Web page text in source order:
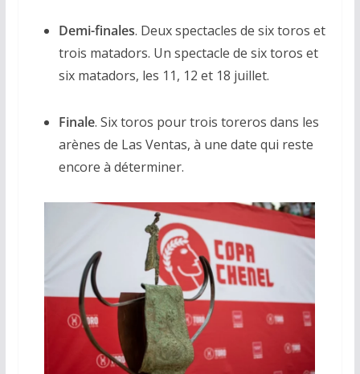
Demi-finales. Deux spectacles de six toros et
trois matadors. Un spectacle de six toros et
six matadors, les 11, 12 et 18 juillet.
Finale. Six toros pour trois toreros dans les
arènes de Las Ventas, à une date qui reste
encore à déterminer.